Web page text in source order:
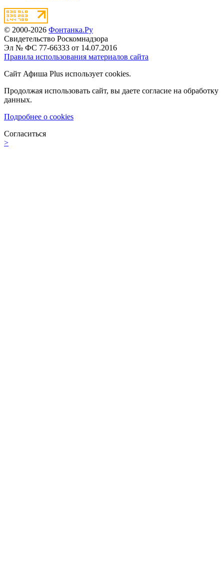
© 2000-2026 Фонтанка.Ру
Свидетельство Роскомнадзора
Эл № ФС 77-66333 от 14.07.2016
Правила использования материалов сайта
Сайт Афиша Plus использует cookies.
Продолжая использовать сайт, вы даете согласие на обработку
данных.
Подробнее о cookies
Согласиться
>